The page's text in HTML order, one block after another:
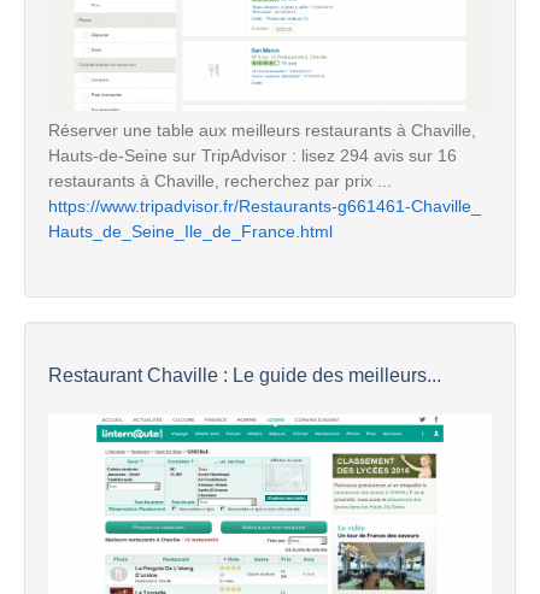
Réserver une table aux meilleurs restaurants à Chaville,
Hauts-de-Seine sur TripAdvisor : lisez 294 avis sur 16
restaurants à Chaville, recherchez par prix ...
https://www.tripadvisor.fr/Restaurants-g661461-Chaville_
Hauts_de_Seine_Ile_de_France.html
Restaurant Chaville : Le guide des meilleurs...